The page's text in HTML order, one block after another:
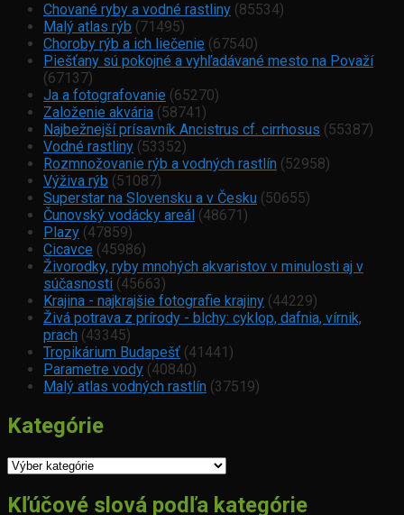
Chované ryby a vodné rastliny (85534)
Malý atlas rýb (71495)
Choroby rýb a ich liečenie (67540)
Piešťany sú pokojné a vyhľadávané mesto na Považí
(67137)
Ja a fotografovanie (65270)
Založenie akvária (58741)
Najbežnejší prísavník Ancistrus cf. cirrhosus (55387)
Vodné rastliny (53352)
Rozmnožovanie rýb a vodných rastlín (52958)
Výživa rýb (51087)
Superstar na Slovensku a v Česku (50655)
Čunovský vodácky areál (48671)
Plazy (47859)
Cicavce (45986)
Živorodky, ryby mnohých akvaristov v minulosti aj v
súčasnosti (45663)
Krajina - najkrajšie fotografie krajiny (44229)
Živá potrava z prírody - blchy: cyklop, dafnia, vírnik,
prach (43345)
Tropikárium Budapešť (41441)
Parametre vody (40840)
Malý atlas vodných rastlín (37519)
Kategórie
Kategórie
Kľúčové slová podľa kategórie